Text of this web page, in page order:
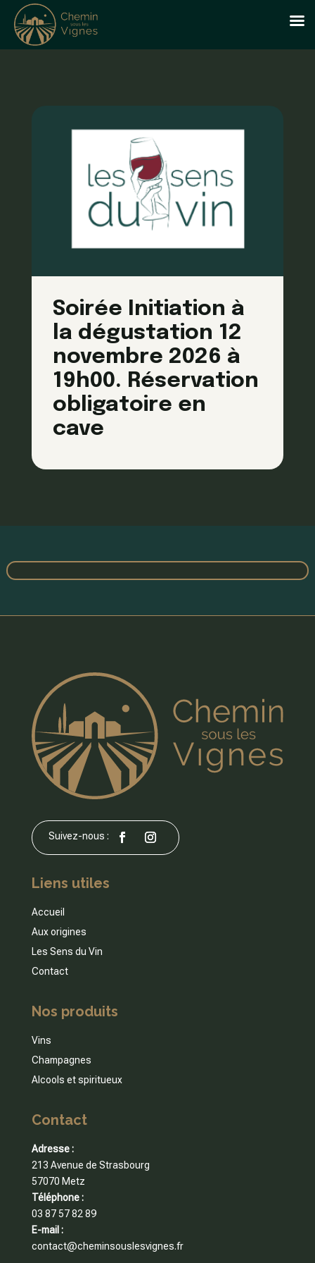
Soirée Initiation à
la dégustation 12
novembre 2026 à
19h00. Réservation
obligatoire en
cave
Liens utiles
Accueil
Aux origines
Les Sens du Vin
Contact
Nos produits
Vins
Champagnes
Alcools et spiritueux
Contact
Adresse :
213 Avenue de Strasbourg
57070 Metz
Téléphone :
03 87 57 82 89
E-mail :
contact@cheminsouslesvignes.fr